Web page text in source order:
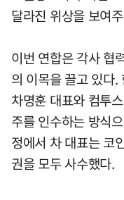
달라진 위상을 보여
이번 연합은 각사 협
의 이목을 끌고 있다
차명훈 대표와 컴투
주를 인수하는 방식
정에서 차 대표는 코
권을 모두 사수했다.